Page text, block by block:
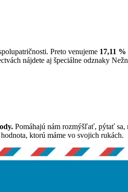
Preto venujeme 17,11
nájdete aj špeciálne odznaky
Pomáhajú nám rozmýšľať, pýtať sa,
ktorú máme vo svojich rukách.